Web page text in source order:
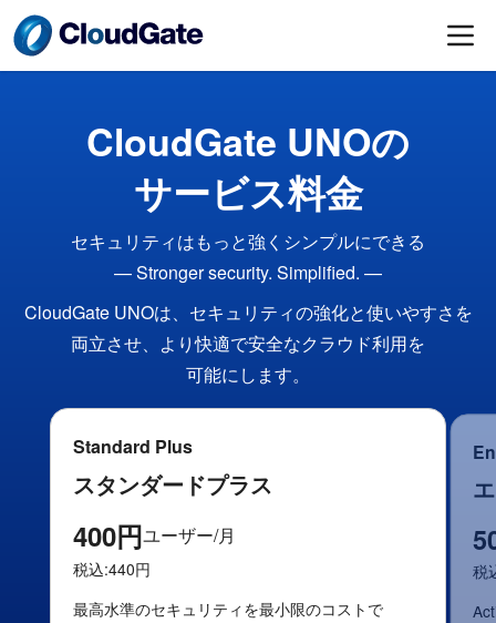
CloudGate UNOの​
サービス料金
セキュリティは​もっと​強く​シンプルに​できる​
— Stronger security. Simplified. —
CloudGate UNOは、​セキュリティの​強化と​使いやすさを​
両立させ、​より​快適で​安全な​クラウド利用を​
可能にします。
Standard Plus
スタンダードプラス
400円ユーザー/月
税込:440円
最高水準の​​セキュリティを​​最小限の​​コストで​​
税